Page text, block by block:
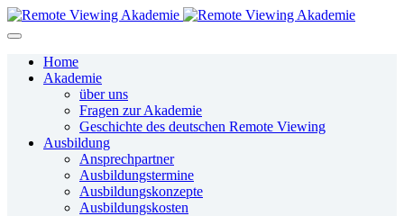
Home
Akademie
über uns
Fragen zur Akademie
Geschichte des deutschen Remote Viewing
Ausbildung
Ansprechpartner
Ausbildungstermine
Ausbildungskonzepte
Ausbildungskosten